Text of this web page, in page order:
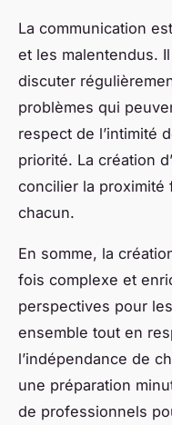
La communication
et les malentendus.
discuter
problèmes qui
respect de l’intimité
priorité. La création
concilier la proximité
chacun.
En somme, la
fois complexe et
perspectives pour
ensemble tout en
l’indépendance de
une préparation
de professionnels